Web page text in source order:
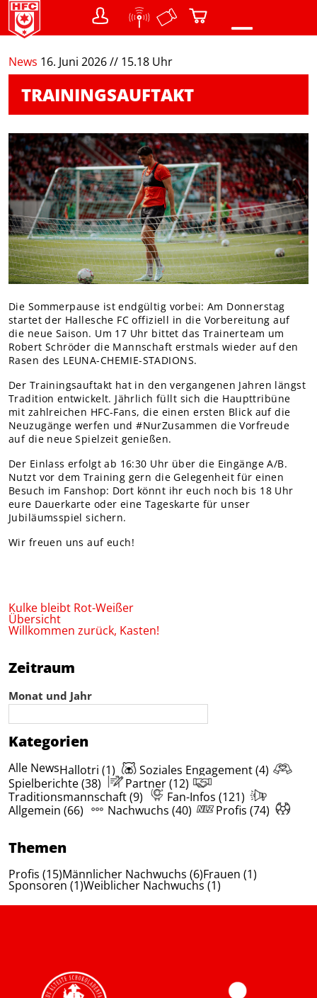
NEWS
VEREIN
Struktur / Gremien
SHOP
Warenkorb
FANS
Menschen mit Behinderung
DER CHEMIKER
NACHWUCHS
Teams Nachwuchs
MITGLIEDER
Zeitraum
Monat und Jahr
Kategorien
Alle NewsHallotri (1)
Soziales Engagement (4)
Spielberichte (38)
Partner (12)
Traditionsmannschaft (9)
Fan-Infos (121)
Allgemein (66)
Nachwuchs (40) Profis (74)
Themen
Profis (15)Männlicher Nachwuchs (6)Frauen (1)
Sponsoren (1)Weiblicher Nachwuchs (1)
News 16. Juni 2026 // 15.18 Uhr
TRAININGSAUFTAKT
Die Sommerpause ist endgültig vorbei: Am Donnerstag
startet der Hallesche FC offiziell in die Vorbereitung auf
die neue Saison. Um 17 Uhr bittet das Trainerteam um
Robert Schröder die Mannschaft erstmals wieder auf den
Rasen des LEUNA-CHEMIE-STADIONS.
Der Trainingsauftakt hat in den vergangenen Jahren längst
Tradition entwickelt. Jährlich füllt sich die Haupttribüne
mit zahlreichen HFC-Fans, die einen ersten Blick auf die
Neuzugänge werfen und #NurZusammen die Vorfreude
auf die neue Spielzeit genießen.
Der Einlass erfolgt ab 16:30 Uhr über die Eingänge A/B.
Nutzt vor dem Training gern die Gelegenheit für einen
Besuch im Fanshop: Dort könnt ihr euch noch bis 18 Uhr
eure Dauerkarte oder eine Tageskarte für unser
Jubiläumsspiel sichern.
Wir freuen uns auf euch!
Kulke bleibt Rot-Weißer
Übersicht
Willkommen zurück, Kasten!